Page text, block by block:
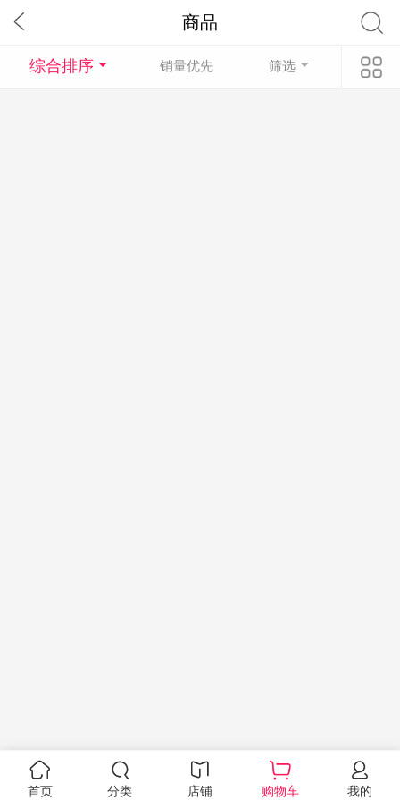
商品
综合排序 销量优先 筛选
首页 分类 店铺 购物车 我的